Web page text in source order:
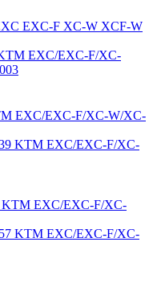
EXC-F XC-W XCF-W
EXC/EXC-F/XC-W/XC-
KTM EXC/EXC-F/XC-